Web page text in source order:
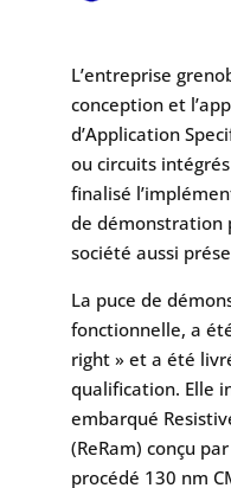
L’entreprise
conception et
d’Application
ou circuits
finalisé
de démonstration
société aussi
La puce de
fonctionnelle, a
right » et a été
qualification. Elle
embarqué
(ReRam) conçu
procédé 130 nm